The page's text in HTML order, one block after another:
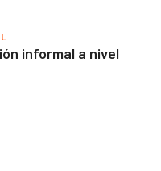
informal a nivel